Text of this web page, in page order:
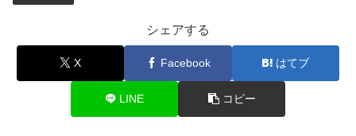
シェアする
X Facebook はてブ
LINE コピー